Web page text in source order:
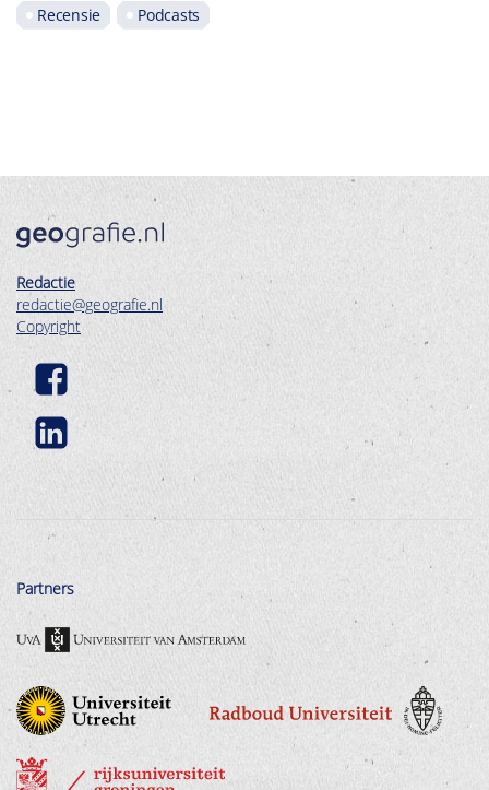
Recensie Podcasts
Redactie
redactie@geografie.nl
Copyright
Partners